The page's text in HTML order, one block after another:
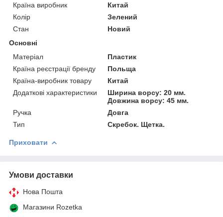
Країна виробник
Китай
Колір
Зелений
Стан
Новий
Основні
Матеріал
Пластик
Країна реєстрації бренду
Польща
Країна-виробник товару
Китай
Додаткові характеристики
Ширина ворсу: 20 мм.
Довжина ворсу: 45 мм.
Ручка
Довга
Тип
Скребок. Щетка.
Приховати
Умови доставки
Нова Пошта
Магазини Rozetka